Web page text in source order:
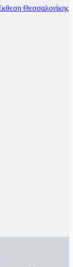
Θεσσαλονίκης